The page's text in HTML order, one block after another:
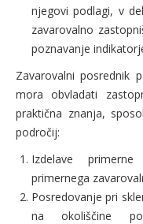
njegovi podlagi, v
zavarovalno
poznavanje
Zavarovalni posrednik
mora obvladati
praktična znanja,
področij:
Izdelave
primernega
Posredovanje pri
na okoliščine